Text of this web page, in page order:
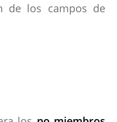
de los campos de